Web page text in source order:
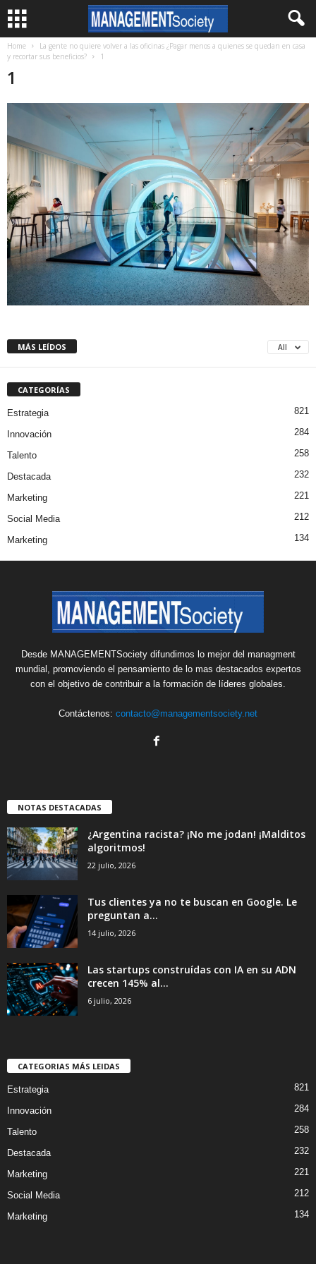
Home
La gente no quiere volver a las oficinas ¿Pagar menos a quienes se quedan en casa
y recortar sus beneficios?
1
1
MÁS LEÍDOS All
CATEGORÍAS
Estrategia 821
Innovación 284
Talento 258
Destacada 232
Marketing 221
Social Media 212
Marketing 134
Desde MANAGEMENTSociety difundimos lo mejor del managment
mundial, promoviendo el pensamiento de lo mas destacados expertos
con el objetivo de contribuir a la formación de líderes globales.
Contáctenos: contacto@managementsociety.net
NOTAS DESTACADAS
¿Argentina racista? ¡No me jodan! ¡Malditos
algoritmos!
22 julio, 2026
Tus clientes ya no te buscan en Google. Le
preguntan a...
14 julio, 2026
Las startups construídas con IA en su ADN
crecen 145% al...
6 julio, 2026
CATEGORIAS MÁS LEIDAS
Estrategia 821
Innovación 284
Talento 258
Destacada 232
Marketing 221
Social Media 212
Marketing 134